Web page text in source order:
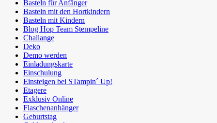
Basteln für Anfänger
Basteln mit den Hortkindern
Basteln mit Kindern
Blog Hop Team Stempeline
Challange
Deko
Demo werden
Einladungskarte
Einschulung
Einsteigen bei STampin´ Up!
Etagere
Exklusiv Online
Flaschenanhänger
Geburtstag